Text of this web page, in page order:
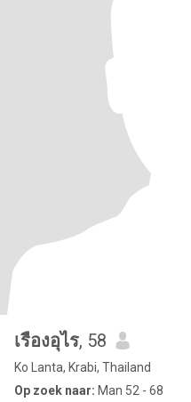
เรืองอุไร, 58
Ko Lanta, Krabi, Thailand
Op zoek naar: Man 52 - 68